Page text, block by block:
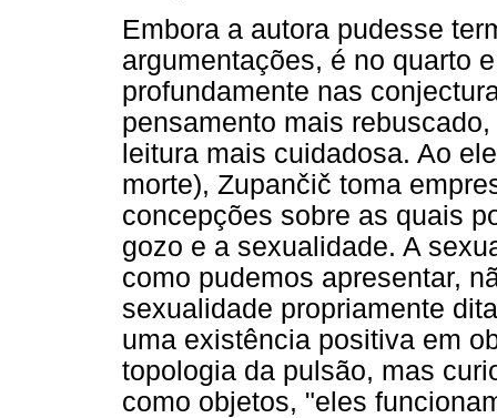
Embora a autora pudesse
argumentações, é no quarto
profundamente nas
pensamento mais
leitura mais cuidadosa. Ao
morte), Zupančič toma
concepções sobre as quais
gozo e a sexualidade. A
como pudemos apresentar,
sexualidade propriamente
uma existência positiva em
topologia da pulsão, mas
como objetos, "eles